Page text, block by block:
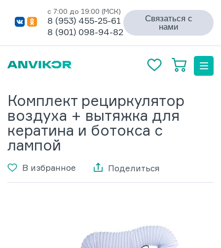
с 7:00 до 19:00 (МСК)
8 (953) 455-25-61
8 (901) 098-94-82
Связаться с
нами
Комплект рециркулятор
воздуха + вытяжка для
кератина и ботокса с
лампой
В избранное Поделиться